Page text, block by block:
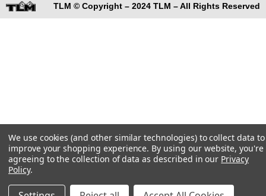
TLM © Copyright – 2024 TLM – All Rights Reserved
We use cookies (and other similar technologies) to collect data to
improve your shopping experience. By using our website, you're
agreeing to the collection of data as described in our Privacy
Policy.